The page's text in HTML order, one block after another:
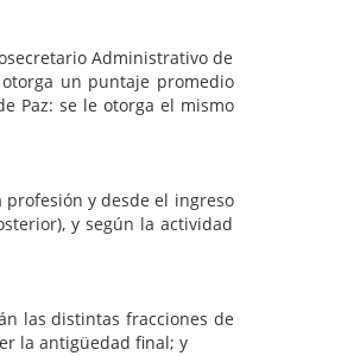
Administrativo de
un puntaje promedio
Paz: se le otorga el mismo
y desde el ingreso
y según la actividad
distintas fracciones de
la antigüedad final; y